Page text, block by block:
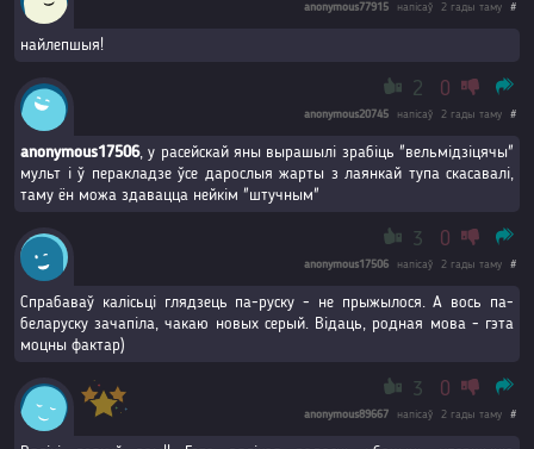
anonymous77915 напісаў 2 гады таму #
найлепшыя!
2 0
anonymous20745 напісаў 2 гады таму #
anonymous17506, у расейскай яны вырашылі зрабіць "вельмідзіцячы"
мульт і ў перакладзе ўсе дарослыя жарты з лаянкай тупа скасавалі,
таму ён можа здавацца нейкім "штучным"
3 0
anonymous17506 напісаў 2 гады таму #
Спрабаваў калісьці глядзець па-руску - не прыжылося. А вось па-
беларуску зачапіла, чакаю новых серый. Відаць, родная мова - гэта
моцны фактар)
3 0
anonymous89667 напісаў 2 гады таму #